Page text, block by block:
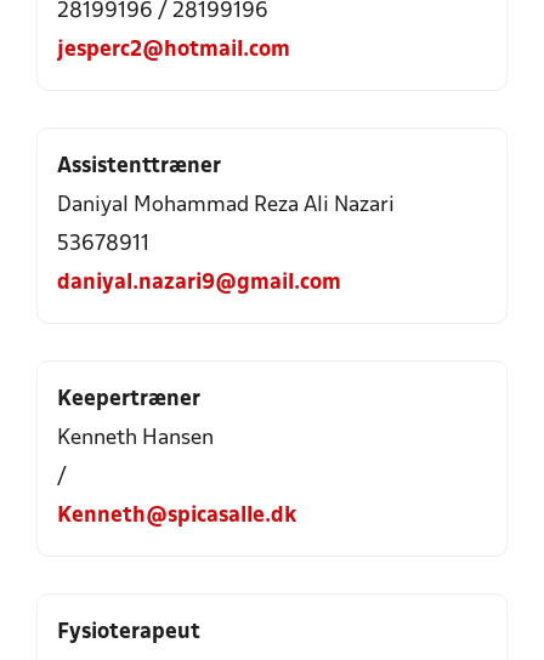
28199196 / 28199196
jesperc2@hotmail.com
Assistenttræner
Daniyal Mohammad Reza Ali Nazari
53678911
daniyal.nazari9@gmail.com
Keepertræner
Kenneth Hansen
/
Kenneth@spicasalle.dk
Fysioterapeut